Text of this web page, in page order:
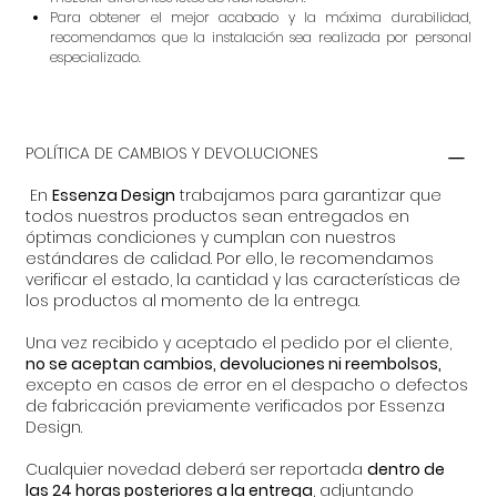
Para obtener el mejor acabado y la máxima durabilidad,
recomendamos que la instalación sea realizada por personal
especializado.
POLÍTICA DE CAMBIOS Y DEVOLUCIONES
EnEssenza Design trabajamos para garantizar que
todos nuestros productos sean entregados en
óptimas condiciones y cumplan con nuestros
estándares de calidad. Por ello, le recomendamos
verificar el estado, la cantidad y las características de
los productos al momento de la entrega.
Una vez recibido y aceptado el pedido por el cliente,
no se aceptan cambios, devoluciones ni reembolsos,
excepto en casos de error en el despacho o defectos
de fabricación previamente verificados por Essenza
Design.
Cualquier novedad deberá ser reportadadentro de
las 24 horas posteriores a la entrega, adjuntando